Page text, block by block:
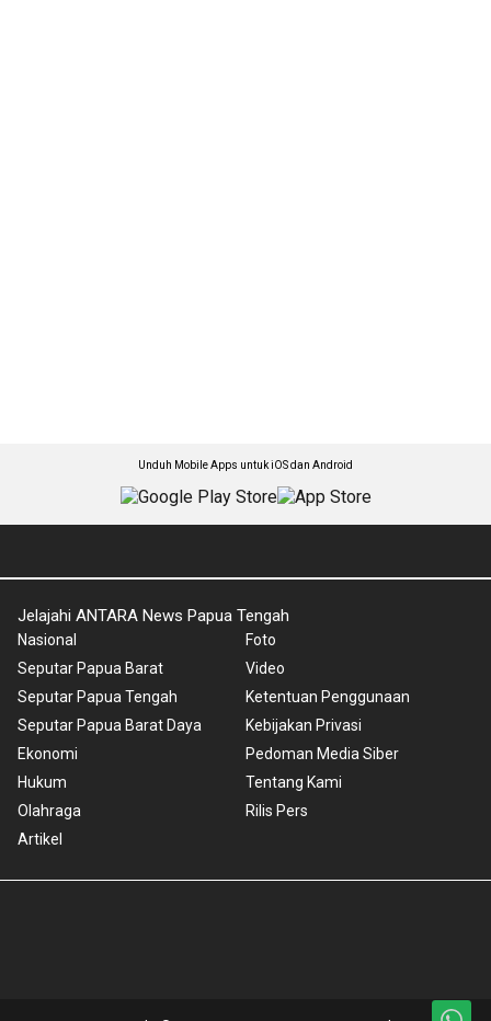
Unduh Mobile Apps untuk iOS dan Android
Jelajahi ANTARA News Papua Tengah
Nasional
Seputar Papua Barat
Seputar Papua Tengah
Seputar Papua Barat Daya
Ekonomi
Hukum
Olahraga
Artikel
Foto
Video
Ketentuan Penggunaan
Kebijakan Privasi
Pedoman Media Siber
Tentang Kami
Rilis Pers